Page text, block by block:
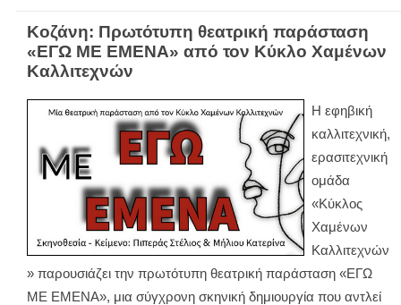
Κοζάνη: Πρωτότυπη θεατρική παράσταση
«ΕΓΩ ΜΕ ΕΜΕΝΑ» από τον Κύκλο Χαμένων
Καλλιτεχνών
Η εφηβική
καλλιτεχνική,
ερασιτεχνική
ομάδα
«Κύκλος
Χαμένων
Καλλιτεχνών
» παρουσιάζει την πρωτότυπη θεατρική παράσταση «ΕΓΩ
ΜΕ ΕΜΕΝΑ», μια σύγχρονη σκηνική δημιουργία που αντλεί